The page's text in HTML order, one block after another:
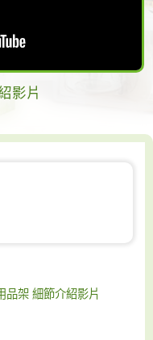
影片
品架 細節介紹影片